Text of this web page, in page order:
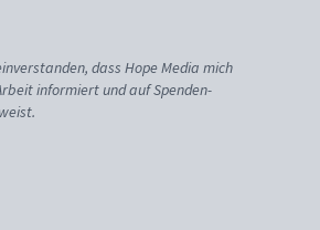
dass Hope Media mich
informiert und auf Spenden-